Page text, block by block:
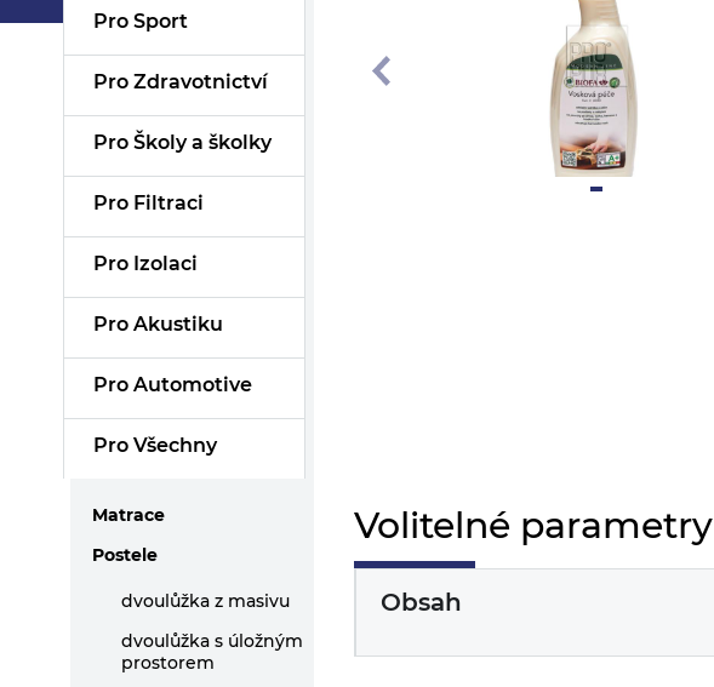
Pro Sport
Pro Zdravotnictví
Pro Školy a školky
Pro Filtraci
Pro Izolaci
Pro Akustiku
Pro Automotive
Pro Všechny
Matrace
Postele
dvoulůžka z masivu
dvoulůžka s úložným
prostorem
Volitelné parametry
Obsah